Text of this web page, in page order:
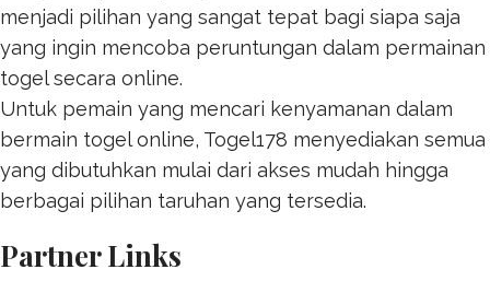
menjadi pilihan yang sangat tepat bagi siapa saja
yang ingin mencoba peruntungan dalam permainan
togel secara online.
Untuk pemain yang mencari kenyamanan dalam
bermain togel online, Togel178 menyediakan semua
yang dibutuhkan mulai dari akses mudah hingga
berbagai pilihan taruhan yang tersedia.
Partner Links